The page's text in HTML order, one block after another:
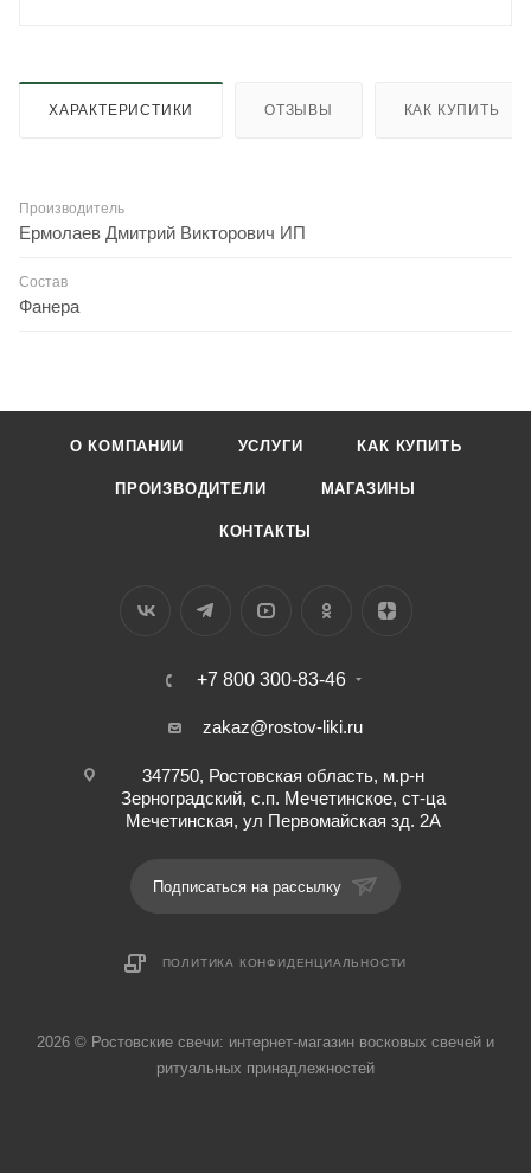
ХАРАКТЕРИСТИКИ ОТЗЫВЫ КАК КУПИТЬ
Производитель
Ермолаев Дмитрий Викторович ИП
Состав
Фанера
О КОМПАНИИ УСЛУГИ КАК КУПИТЬ
ПРОИЗВОДИТЕЛИ МАГАЗИНЫ
КОНТАКТЫ
+7 800 300-83-46
zakaz@rostov-liki.ru
347750, Ростовская область, м.р-н
Зерноградский, с.п. Мечетинское, ст-ца
Мечетинская, ул Первомайская зд. 2А
Подписаться на рассылку
ПОЛИТИКА КОНФИДЕНЦИАЛЬНОСТИ
2026 © Ростовские свечи: интернет-магазин восковых свечей и
ритуальных принадлежностей